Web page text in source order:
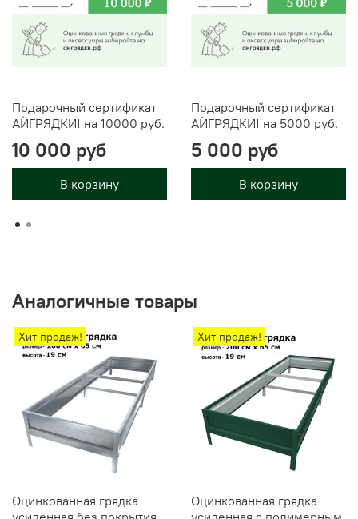
Подарочный сертификат
АЙГРЯДКИ! на 10000 руб.
10 000 руб
В корзину
Подарочный сертификат
АЙГРЯДКИ! на 5000 руб.
5 000 руб
В корзину
Аналогичные товары
Хит продаж!
Оцинкованная грядка
Хит продаж!
Оцинкованная грядка